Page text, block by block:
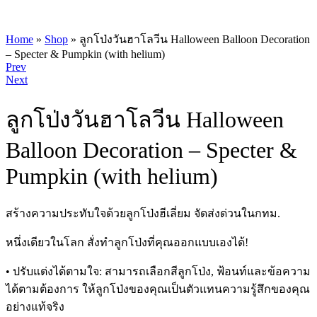
Home » Shop » ลูกโป่งวันฮาโลวีน Halloween Balloon Decoration
– Specter & Pumpkin (with helium)
Product
navigation
Prev
Next
ลูกโป่งวันฮาโลวีน Halloween
Balloon Decoration – Specter &
Pumpkin (with helium)
สร้างความประทับใจด้วยลูกโป่งฮีเลี่ยม จัดส่งด่วนในกทม.
หนึ่งเดียวในโลก สั่งทำลูกโป่งที่คุณออกแบบเองได้!
• ปรับแต่งได้ตามใจ: สามารถเลือกสีลูกโป่ง, ฟ้อนท์และข้อความ
ได้ตามต้องการ ให้ลูกโป่งของคุณเป็นตัวแทนความรู้สึกของคุณ
อย่างแท้จริง